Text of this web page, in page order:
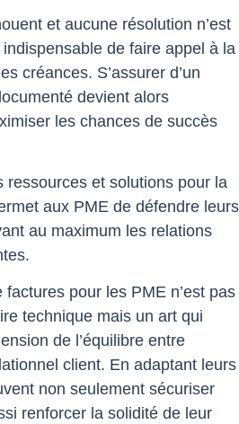
et aucune résolution n’est
de faire appel à la
créances. S’assurer d’un
devient alors
les chances de succès
ressources et solutions pour la
aux PME de défendre leurs
au maximum les relations
pour les PME n’est pas
technique mais un art qui
de l’équilibre entre
client. En adaptant leurs
non seulement sécuriser
renforcer la solidité de leur